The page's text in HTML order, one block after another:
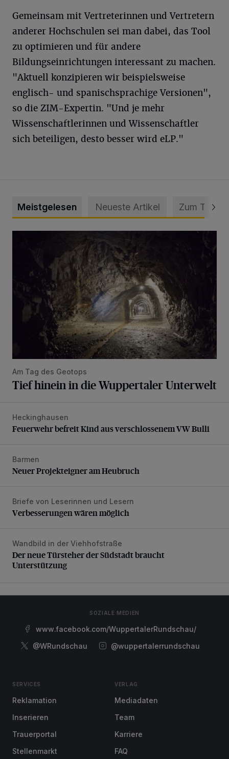
Gemeinsam mit Vertreterinnen und Vertretern
anderer Hochschulen sei man dabei, das Tool
zu optimieren und für andere
Bildungseinrichtungen interessant zu machen.
"Aktuell konzipieren wir beispielsweise
englisch- und spanischsprachige Versionen",
so die ZIM-Expertin. "Und je mehr
Wissenschaftlerinnen und Wissenschaftler
sich beteiligen, desto besser wird eLP."
Meistgelesen Neueste Artikel Zum Thema
Am Tag des Geotops
Tief hinein in die Wuppertaler Unterwelt
Feuerwehr befreit Kind aus verschlossenem VW Bulli
Heckinghausen
Feuerwehr befreit Kind aus verschlossenem VW Bulli
Neuer Projekteigner am Heubruch
Barmen
Neuer Projekteigner am Heubruch
Verbesserungen wären möglich
Briefe von Leserinnen und Lesern
Verbesserungen wären möglich
Der neue Türsteher der Südstadt braucht Unterstützung
Wandbild in der Viehhofstraße
Der neue Türsteher der Südstadt braucht
Unterstützung
SOZIALE MEDIEN
www.facebook.com/WuppertalerRundschau/
@WRundschau
@wuppertalerrundschau
SERVICES
Reklamation
Inserieren
Trauerportal
Stellenmarkt
VERLAG
Mediadaten
Team
Karriere
FAQ